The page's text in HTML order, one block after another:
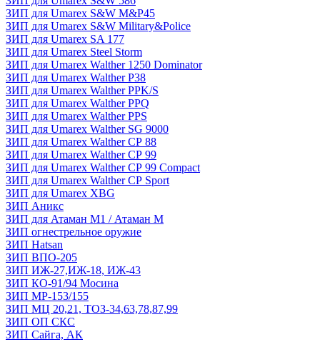
ЗИП для Umarex S&W M&P45
ЗИП для Umarex S&W Military&Police
ЗИП для Umarex SA 177
ЗИП для Umarex Steel Storm
ЗИП для Umarex Walther 1250 Dominator
ЗИП для Umarex Walther P38
ЗИП для Umarex Walther PPK/S
ЗИП для Umarex Walther PPQ
ЗИП для Umarex Walther PPS
ЗИП для Umarex Walther SG 9000
ЗИП для Umarex Walther СР 88
ЗИП для Umarex Walther СР 99
ЗИП для Umarex Walther СР 99 Compact
ЗИП для Umarex Walther СР Sport
ЗИП для Umarex XBG
ЗИП Аникс
ЗИП для Атаман М1 / Атаман М
ЗИП огнестрельное оружие
ЗИП Hatsan
ЗИП ВПО-205
ЗИП ИЖ-27,ИЖ-18, ИЖ-43
ЗИП КО-91/94 Мосина
ЗИП МР-153/155
ЗИП МЦ 20,21, ТОЗ-34,63,78,87,99
ЗИП ОП СКС
ЗИП Сайга, АК